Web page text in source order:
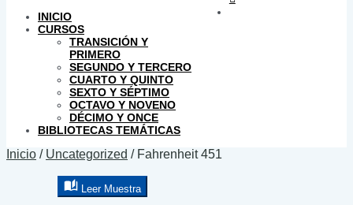
INICIO
CURSOS
TRANSICIÓN Y
PRIMERO
SEGUNDO Y TERCERO
CUARTO Y QUINTO
SEXTO Y SÉPTIMO
OCTAVO Y NOVENO
DÉCIMO Y ONCE
BIBLIOTECAS TEMÁTICAS
Inicio / Uncategorized / Fahrenheit 451
Leer Muestra